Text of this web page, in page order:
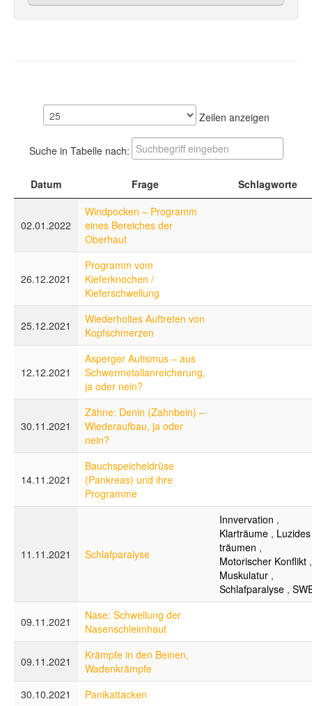
Zeilen anzeigen
Suche in Tabelle nach:
Datum Frage Schlagworte
02.01.2022
Windpocken – Programm
eines Bereiches der
Oberhaut
26.12.2021
Programm vom
Kieferknochen /
Kieferschwellung
25.12.2021
Wiederholtes Auftreten von
Kopfschmerzen
12.12.2021
Asperger Autismus – aus
Schwermetallanreicherung,
ja oder nein?
30.11.2021
Zähne: Denin (Zahnbein) –
Wiederaufbau, ja oder
nein?
14.11.2021
Bauchspeicheldrüse
(Pankreas) und ihre
Programme
11.11.2021 Schlafparalyse
Innvervation ,
Klarträume , Luzides
träumen ,
Motorischer Konflikt ,
Muskulatur ,
Schlafparalyse ,
09.11.2021
Nase: Schwellung der
Nasenschleimhaut
09.11.2021
Krämpfe in den Beinen,
Wadenkrämpfe
30.10.2021
Panikattacken